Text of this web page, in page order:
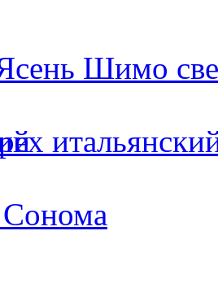
Шимо